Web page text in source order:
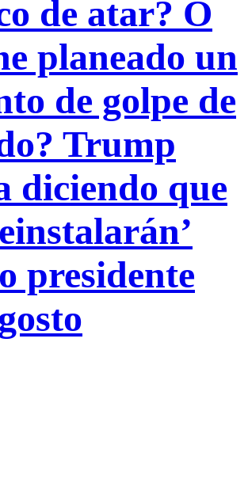
de atar? O
planeado un
de golpe de
Trump
diciendo que
presidente